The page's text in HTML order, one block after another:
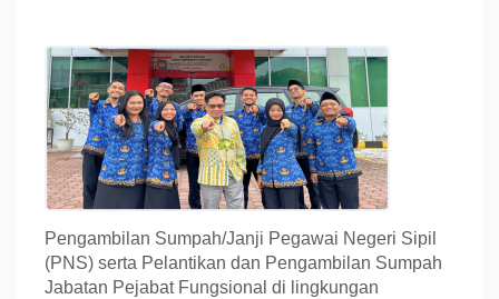
Pengambilan Sumpah/Janji Pegawai Negeri Sipil
(PNS) serta Pelantikan dan Pengambilan Sumpah
Jabatan Pejabat Fungsional di lingkungan